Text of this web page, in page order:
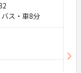
ス・車8分